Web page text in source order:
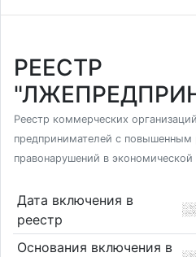
РЕЕСТР
Реестр коммерческих
предпринимателей с
правонарушений в экономической
Дата включения в
реестр
Основания включения в